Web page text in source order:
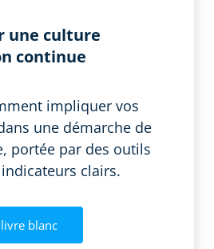
une culture
continue
impliquer vos
une démarche de
portée par des outils
clairs.
blanc